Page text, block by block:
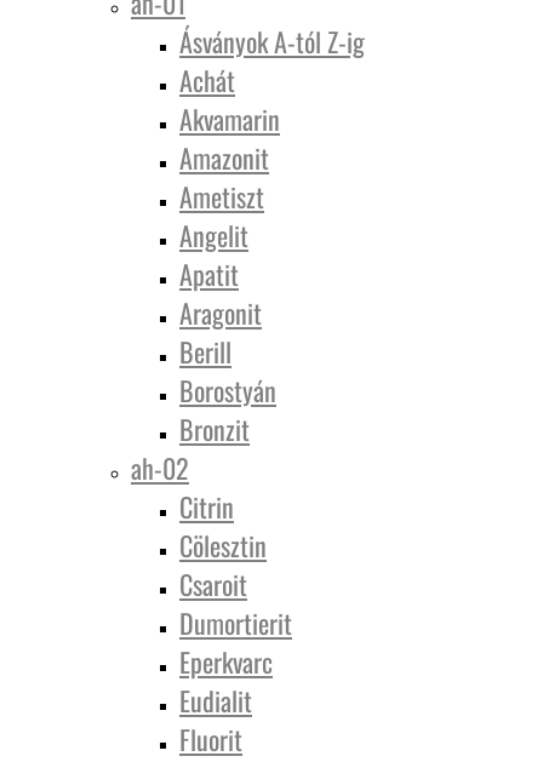
Ásványok A-tól Z-ig
Achát
Akvamarin
Amazonit
Ametiszt
Angelit
Apatit
Aragonit
Berill
Borostyán
Bronzit
ah-02
Citrin
Cölesztin
Csaroit
Dumortierit
Eperkvarc
Eudialit
Fluorit